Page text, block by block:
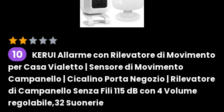
10
KERUI Allarme con Rilevatore di Movimento
per Casa Vialetto | Sensore di Movimento
Campanello | Cicalino Porta Negozio | Rilevatore
di Campanello Senza Fili 115 dB con 4 Volume
regolabile,32 Suonerie